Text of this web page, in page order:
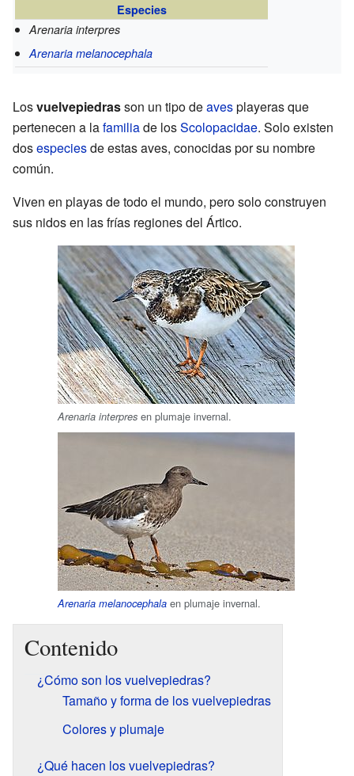
Especies
Arenaria interpres
Arenaria melanocephala
Losvuelvepiedrasson un tipo deavesplayeras que
pertenecen a lafamiliade losScolopacidae. Solo existen
dosespeciesde estas aves, conocidas por su nombre
común.
Viven en playas de todo el mundo, pero solo construyen
sus nidos en las frías regiones del Ártico.
Arenaria interpres en plumaje invernal.
Arenaria melanocephala en plumaje invernal.
Contenido
¿Cómo son los vuelvepiedras?
Tamaño y forma de los vuelvepiedras
Colores y plumaje
¿Qué hacen los vuelvepiedras?